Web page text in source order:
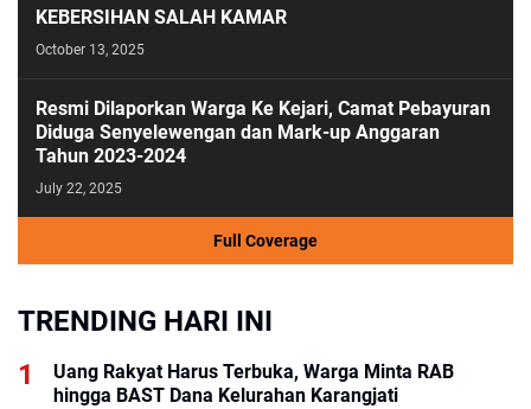
KEBERSIHAN SALAH KAMAR
October 13, 2025
Resmi Dilaporkan Warga Ke Kejari, Camat Pebayuran
Diduga Senyelewengan dan Mark-up Anggaran
Tahun 2023-2024
July 22, 2025
Full Coverage
TRENDING HARI INI
Uang Rakyat Harus Terbuka, Warga Minta RAB
hingga BAST Dana Kelurahan Karangjati